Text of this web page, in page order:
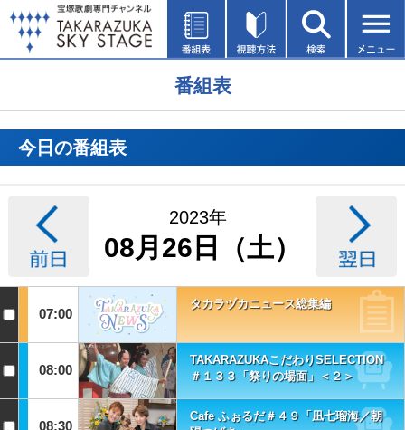
番組表
今日の番組表
2023年
08月26日（土）
07:00
タカラヅカニュース総集編
08:00
TAKARAZUKAこだわりSELECTION
＃１３３「祭りの場面」＜２＞
08:30
Cafe ふぉるだ＃４９「凪七瑠海／朝